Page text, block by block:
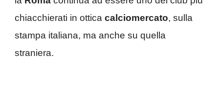
chiacchierati in ottica calciomercato, sulla
stampa italiana, ma anche su quella
straniera.